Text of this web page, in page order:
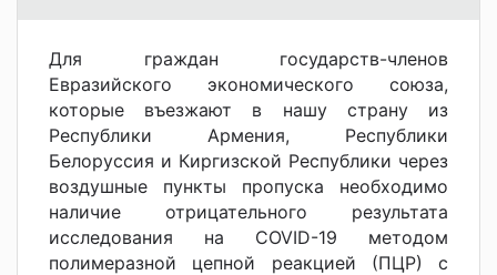
Для граждан государств-членов
Евразийского экономического союза,
которые въезжают в нашу страну из
Республики Армения, Республики
Белоруссия и Киргизской Республики через
воздушные пункты пропуска необходимо
наличие отрицательного результата
исследования на COVID-19 методом
полимеразной цепной реакцией (ПЦР) с